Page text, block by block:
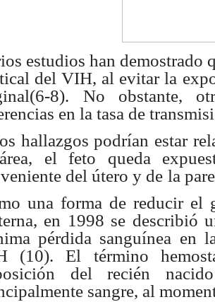
estudios han demostrado
del VIH, al evitar la
8).
No obstante,
en la tasa de
hallazgos podrían estar
el feto queda
del útero y de la
una forma de reducir el
en 1998 se describió
pérdida sanguínea en
(10). El
término
del recién
sangre, al